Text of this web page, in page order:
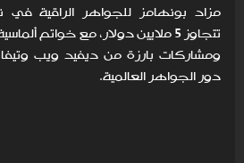
مزاد بونهامز للجواهر الراقية
تتجاوز 5 ملايين دولار، مع خواتم
ومشاركات بارزة من ديفيد ويب
دور الجواهر العالمية.